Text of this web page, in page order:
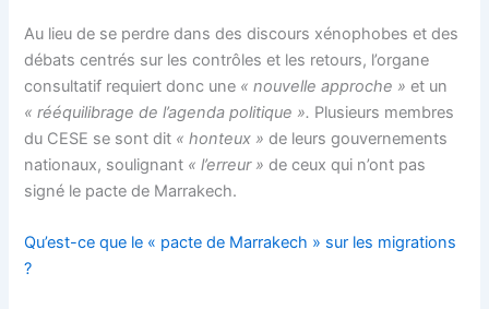
Au lieu de se perdre dans des discours xénophobes et des
débats centrés sur les contrôles et les retours, l’organe
consultatif requiert donc une « nouvelle approche » et un
« rééquilibrage de l’agenda politique ». Plusieurs membres
du CESE se sont dit « honteux » de leurs gouvernements
nationaux, soulignant « l’erreur » de ceux qui n’ont pas
signé le pacte de Marrakech.
Qu’est-ce que le « pacte de Marrakech » sur les migrations
?